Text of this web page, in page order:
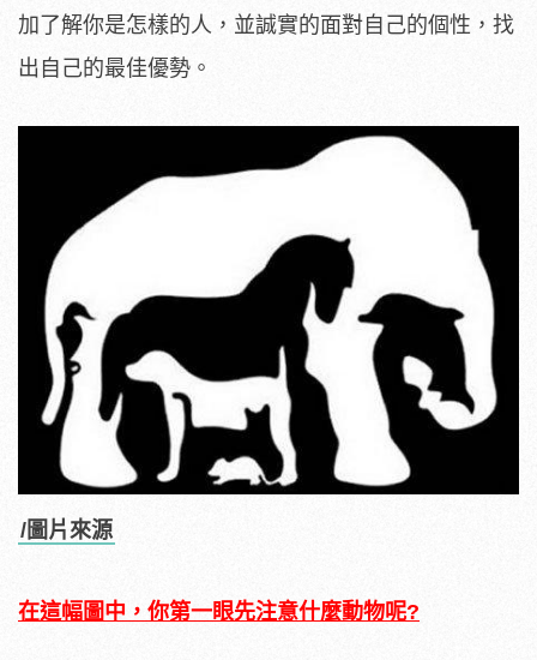
加了解你是怎樣的人，並誠實的面對自己的個性，找
出自己的最佳優勢。
/圖片來源
在這幅圖中，你第一眼先注意什麼動物呢?